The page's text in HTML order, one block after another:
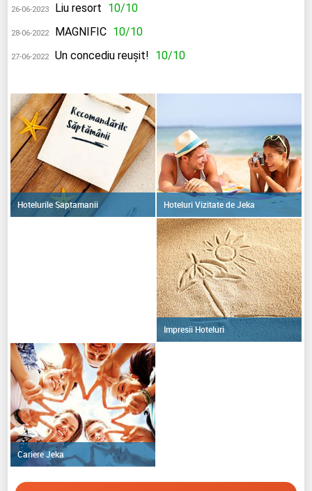
26-06-2023 Liu resort 10/10
28-06-2022 MAGNIFIC 10/10
27-06-2022 Un concediu reușit! 10/10
Hotelurile Saptamanii Hoteluri Vizitate de Jeka
Impresii Hoteluri
Cariere Jeka